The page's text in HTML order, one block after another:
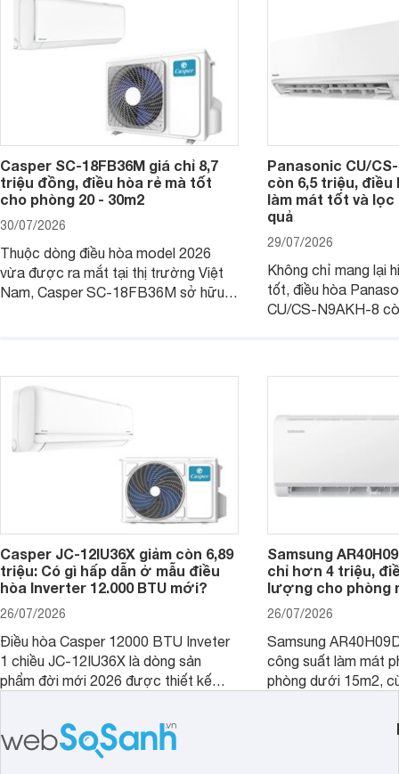
Casper SC-18FB36M giá chỉ 8,7
triệu đồng, điều hòa rẻ mà tốt
cho phòng 20 - 30m2
30/07/2026
Thuộc dòng điều hòa model 2026
vừa được ra mắt tại thị trường Việt
Nam, Casper SC-18FB36M sở hữu
nhiều tính năng và công nghệ hiện đại.
Panasonic CU/
còn 6,5 triệu, điều
làm mát tốt và lọc
quả
29/07/2026
Không chỉ mang lại
tốt, điều hòa
CU/CS-N9AKH-8
Casper JC-12IU36X giảm còn 6,89
triệu: Có gì hấp dẫn ở mẫu điều
hòa Inverter 12.000 BTU mới?
26/07/2026
Điều hòa Casper 12000 BTU Inveter
1 chiều JC-12IU36X là dòng sản
phẩm đời mới 2026 được thiết kế
có giá bán rất hợp lý.
Samsung
chỉ hơn 4 triệu,
lượng cho phòng
26/07/2026
Samsung
công suất làm mát
phòng dưới 15m2,